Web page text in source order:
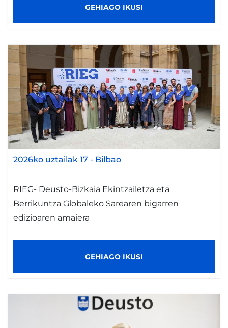
GEHIAGO IKUSI
2026ko uztailak 17 - Bilbao
RIEG- Deusto-Bizkaia Ekintzailetza eta
Berrikuntza Globaleko Sarearen bigarren
edizioaren amaiera
GEHIAGO IKUSI